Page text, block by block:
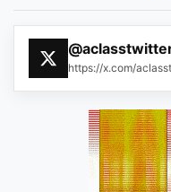
https://x.com/